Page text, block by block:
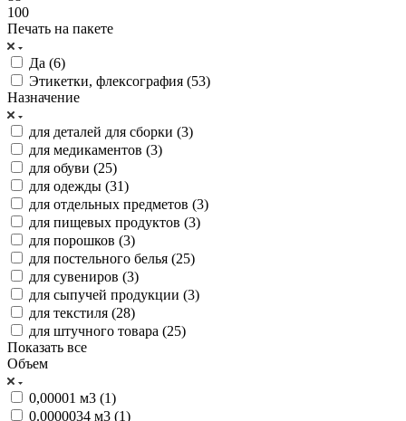
100
Печать на пакете
Да (6)
Этикетки, флексография (53)
Назначение
для деталей для сборки (3)
для медикаментов (3)
для обуви (25)
для одежды (31)
для отдельных предметов (3)
для пищевых продуктов (3)
для порошков (3)
для постельного белья (25)
для сувениров (3)
для сыпучей продукции (3)
для текстиля (28)
для штучного товара (25)
Показать все
Объем
0,00001 м3 (1)
0.0000034 м3 (1)